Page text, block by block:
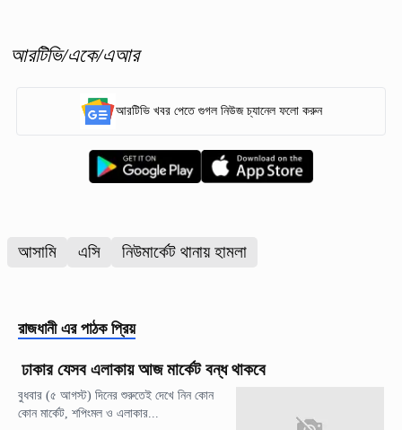
আরটিভি/একে/এআর
আরটিভি খবর পেতে গুগল নিউজ চ্যানেল ফলো করুন
আসামি এসি নিউমার্কেট থানায় হামলা
রাজধানী এর পাঠক প্রিয়
ঢাকার যেসব এলাকায় আজ মার্কেট বন্ধ থাকবে
বুধবার (৫ আগস্ট) দিনের শুরুতেই দেখে নিন কোন
কোন মার্কেট, শপিংমল ও এলাকার...